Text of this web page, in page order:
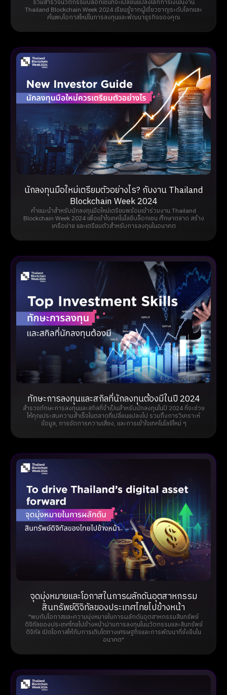
ร่วมสำรวจนวัตกรรมบล็อกเชนที่จะเปลี่ยนแปลงโลกการเงินในงาน
Thailand Blockchain Week 2024 เรียนรู้จากผู้เชี่ยวชาญระดับโลกและ
ค้นพบโอกาสใหม่ในการลงทุนและพัฒนาธุรกิจของคุณ
นักลงทุนมือใหม่เตรียมตัวอย่างไร? กับงาน Thailand
Blockchain Week 2024
คำแนะนำสำหรับนักลงทุนมือใหม่เตรียมพร้อมเข้าร่วมงาน Thailand
Blockchain Week 2024 เพื่อเข้าใจเทคโนโลยีบล็อกเชน ศึกษาตลาด สร้าง
เครือข่าย และเตรียมตัวสำหรับการลงทุนในอนาคต
ทักษะการลงทุนและสกิลที่นักลงทุนต้องมีในปี 2024
สำรวจทักษะการลงทุนและสกิลที่จำเป็นสำหรับนักลงทุนในปี 2024 ที่จะช่วย
ให้คุณประสบความสำเร็จในตลาดที่เปลี่ยนแปลงไป รวมถึงการวิเคราะห์
ข้อมูล, การจัดการความเสี่ยง, และการเข้าใจเทคโนโลยีใหม่ ๆ
จุดมุ่งหมายและโอกาสในการผลักดันอุตสาหกรรม
สินทรัพย์ดิจิทัลของประเทศไทยไปข้างหน้า
"พบกับโอกาสและความมุ่งหมายในการผลักดันอุตสาหกรรมสินทรัพย์
ดิจิทัลของประเทศไทยไปข้างหน้าผ่านการลงทุนในนวัตกรรมและสินทรัพย์
ดิจิทัล เปิดโอกาสให้กับการเติบโตทางเศรษฐกิจและการพัฒนาที่ยั่งยืนใน
อนาคต"